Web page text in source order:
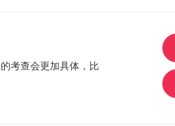
考查会更加具体，比